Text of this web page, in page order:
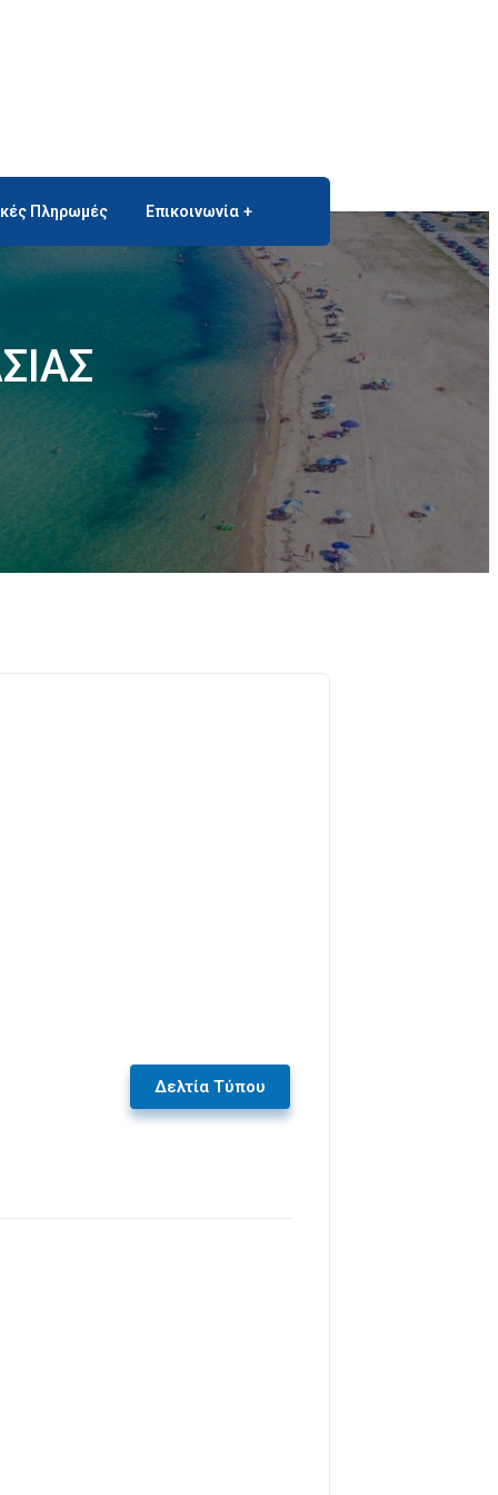
Πληρωμές Επικοινωνία
Δελτία Τύπου